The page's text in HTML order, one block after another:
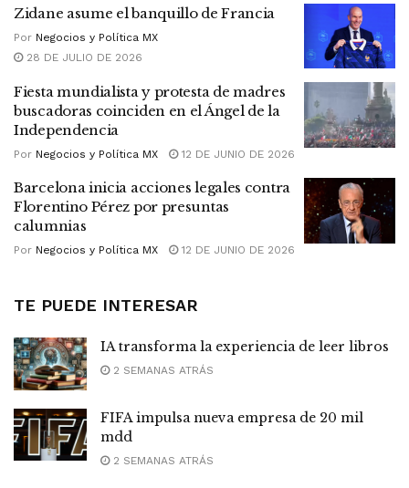
Zidane asume el banquillo de Francia
Por Negocios y Política MX
28 DE JULIO DE 2026
Fiesta mundialista y protesta de madres
buscadoras coinciden en el Ángel de la
Independencia
Por Negocios y Política MX 12 DE JUNIO DE 2026
Barcelona inicia acciones legales contra
Florentino Pérez por presuntas
calumnias
Por Negocios y Política MX 12 DE JUNIO DE 2026
TE PUEDE INTERESAR
IA transforma la experiencia de leer libros
2 SEMANAS ATRÁS
FIFA impulsa nueva empresa de 20 mil
mdd
2 SEMANAS ATRÁS